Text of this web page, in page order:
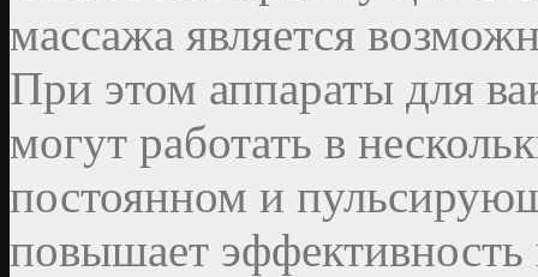
массажа является
При этом аппараты для
могут работать в
постоянном и
повышает